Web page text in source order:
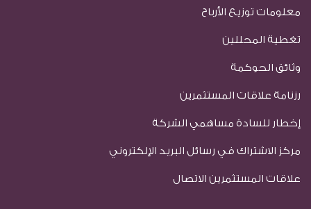
معلومات توزيع الأرباح
تغطية المحللين
وثائق الحوكمة
رزنامة علاقات المستثمرين
إخطار للسادة مساهمي الشركة
مركز الاشتراك في رسائل البريد الإلكتروني
علاقات المستثمرين الاتصال